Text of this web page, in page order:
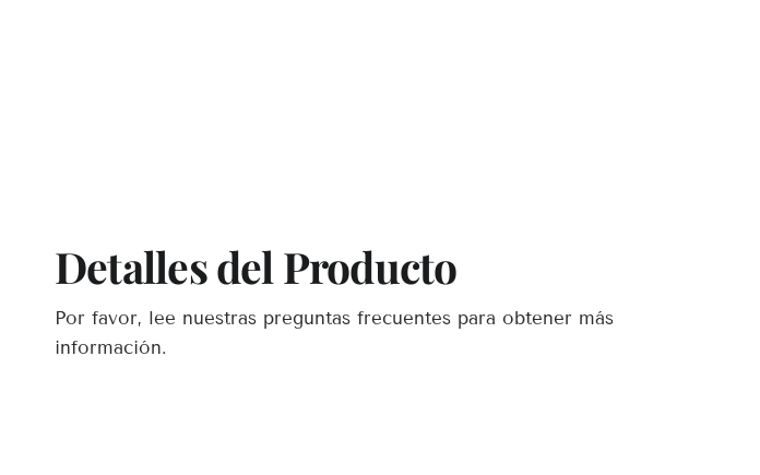
Detalles del Producto
Por favor, lee nuestras preguntas frecuentes para obtener más
información.